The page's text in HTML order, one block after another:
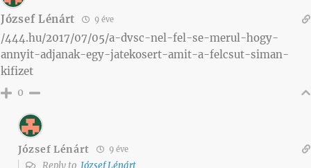
József Lénárt 9 éve
/444.hu/2017/07/05/a-dvsc-nel-fel-se-merul-hogy-
annyit-adjanak-egy-jatekosert-amit-a-felcsut-siman-
kifizet
0
József Lénárt 9 éve